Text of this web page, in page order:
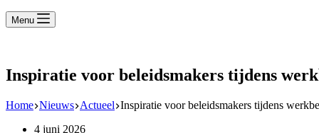
Menu
Inspiratie voor beleidsmakers tijdens
Home Nieuws Actueel Inspiratie voor beleidsmakers tijdens
4 juni 2026